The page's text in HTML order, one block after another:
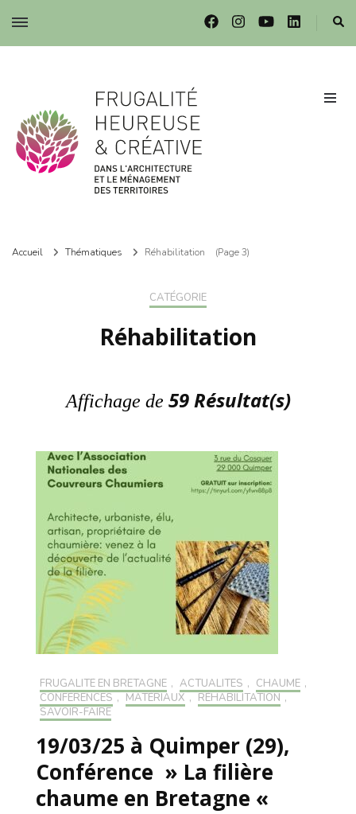
Frugalité dans l'architecture et le ménagement des territoires
Accueil Thématiques Réhabilitation (Page 3)
CATÉGORIE
Réhabilitation
Affichage de 59 Résultat(s)
FRUGALITÉ EN BRETAGNE , ACTUALITÉS , CHAUME ,
CONFÉRENCES , MATÉRIAUX , RÉHABILITATION ,
SAVOIR-FAIRE
19/03/25 à Quimper (29),
Conférence » La filière
chaume en Bretagne «